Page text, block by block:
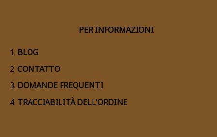
PER INFORMAZIONI
BLOG
CONTATTO
DOMANDE FREQUENTI
TRACCIABILITÀ DELL'ORDINE